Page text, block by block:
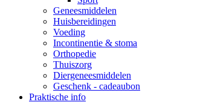
Geneesmiddelen
Huisbereidingen
Voeding
Incontinentie & stoma
Orthopedie
Thuiszorg
Diergeneesmiddelen
Geschenk - cadeaubon
Praktische info